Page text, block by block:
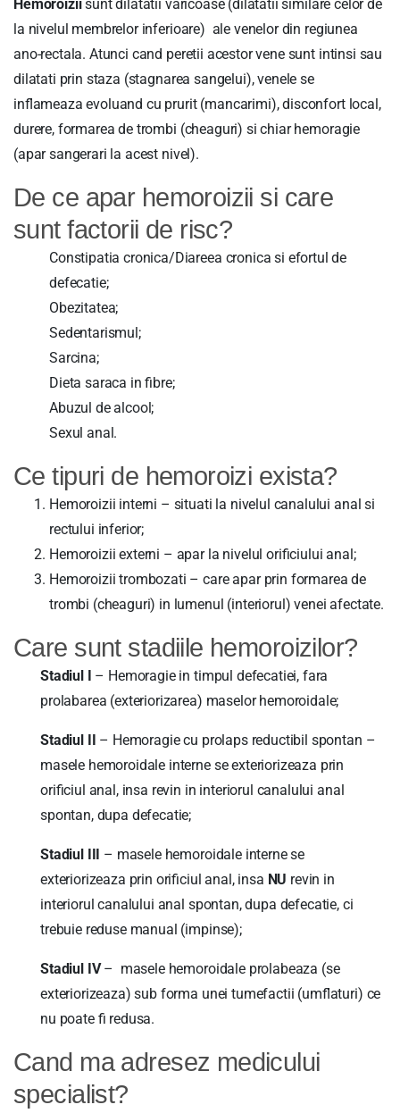
Hemoroiziisunt dilatatii varicoase (dilatatii similare celor de
la nivelul membrelor inferioare) ale venelor din regiunea
ano-rectala. Atunci cand peretii acestor vene sunt intinsi sau
dilatati prin staza (stagnarea sangelui), venele se
inflameaza evoluand cu prurit (mancarimi), disconfort local,
durere, formarea de trombi (cheaguri) si chiar hemoragie
(apar sangerari la acest nivel).
De ce apar hemoroizii si care
sunt factorii de risc?
Constipatia cronica/Diareea cronica si efortul de
defecatie;
Obezitatea;
Sedentarismul;
Sarcina;
Dieta saraca in fibre;
Abuzul de alcool;
Sexul anal.
Ce tipuri de hemoroizi exista?
Hemoroizii interni – situati la nivelul canalului anal si
rectului inferior;
Hemoroizii externi – apar la nivelul orificiului anal;
Hemoroizii trombozati – care apar prin formarea de
trombi (cheaguri) in lumenul (interiorul) venei afectate.
Care sunt stadiile hemoroizilor?
Stadiul I
– Hemoragie in timpul defecatiei, fara
prolabarea (exteriorizarea) maselor hemoroidale;
Stadiul II
– Hemoragie cu prolaps reductibil spontan –
masele hemoroidale interne se exteriorizeaza prin
orificiul anal, insa revin in interiorul canalului anal
spontan, dupa defecatie;
Stadiul III
– masele hemoroidale interne se
exteriorizeaza prin orificiul anal, insa NU revin in
interiorul canalului anal spontan, dupa defecatie, ci
trebuie reduse manual (impinse);
Stadiul IV– masele hemoroidale prolabeaza (se
exteriorizeaza) sub forma unei tumefactii (umflaturi) ce
nu poate fi redusa.
Cand ma adresez medicului
specialist?